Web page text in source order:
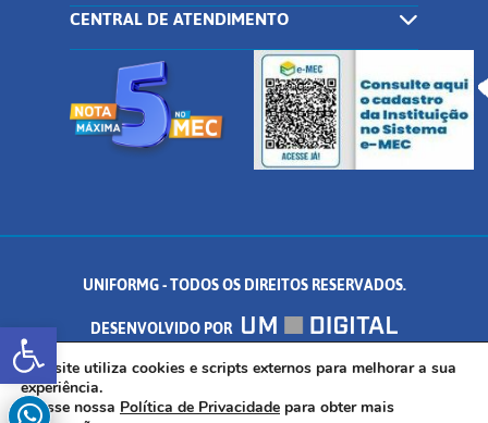
Abrir a barra de ferramentas
CENTRAL DE ATENDIMENTO
UNIFORMG - TODOS OS DIREITOS RESERVADOS.
DESENVOLVIDO POR
AV. DR. ARNALDO DE SENNA, 328 - PALMEIRAS, FORMIGA/MG - CEP:
35.574.530
Este site utiliza cookies e scripts externos para melhorar a sua
experiência.
Acesse nossa Política de Privacidade para obter mais